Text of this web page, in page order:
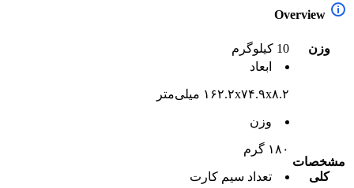
Overview
وزن 10 کیلوگرم
مشخصات
کلی
ابعاد
۱۶۲.۲x۷۴.۹x۸.۲ میلی‌متر
وزن
۱۸۰ گرم
تعداد سيم کارت